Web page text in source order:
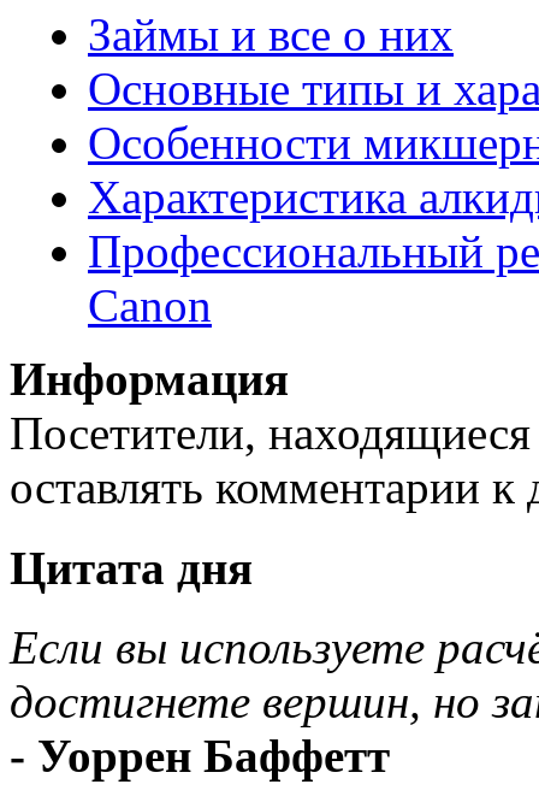
Займы и все о них
Основные типы и
Особенности
Характеристика
Профессиональный
Canon
Информация
Посетители,
оставлять комментарии
Цитата дня
Если вы используете
достигнете вершин, но
- Уоррен Баффетт